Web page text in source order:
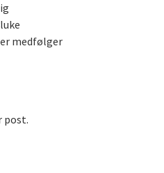
medfølger
post.